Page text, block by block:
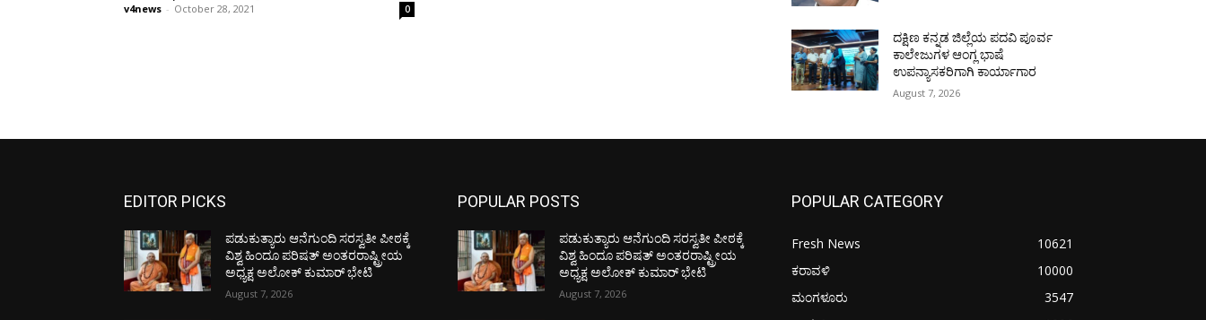
v4news - October 28, 2021 0
ದಕ್ಷಿಣ ಕನ್ನಡ ಜಿಲ್ಲೆಯ ಪದವಿ ಪೂರ್ವ
ಕಾಲೇಜುಗಳ ಆಂಗ್ಲ ಭಾಷೆ
ಉಪನ್ಯಾಸಕರಿಗಾಗಿ ಕಾರ್ಯಾಗಾರ
August 7, 2026
EDITOR PICKS
ಪಡುಕುತ್ಯಾರು ಆನೆಗುಂದಿ ಸರಸ್ವತೀ ಪೀಠಕ್ಕೆ
ವಿಶ್ವ ಹಿಂದೂ ಪರಿಷತ್ ಅಂತರರಾಷ್ಟ್ರೀಯ
ಅಧ್ಯಕ್ಷ ಅಲೋಕ್ ಕುಮಾರ್ ಭೇಟಿ
August 7, 2026
POPULAR POSTS
ಪಡುಕುತ್ಯಾರು ಆನೆಗುಂದಿ ಸರಸ್ವತೀ ಪೀಠಕ್ಕೆ
ವಿಶ್ವ ಹಿಂದೂ ಪರಿಷತ್ ಅಂತರರಾಷ್ಟ್ರೀಯ
ಅಧ್ಯಕ್ಷ ಅಲೋಕ್ ಕುಮಾರ್ ಭೇಟಿ
August 7, 2026
POPULAR CATEGORY
Fresh News
10621
ಕರಾವಳಿ
10000
ಮಂಗಳೂರು
3547